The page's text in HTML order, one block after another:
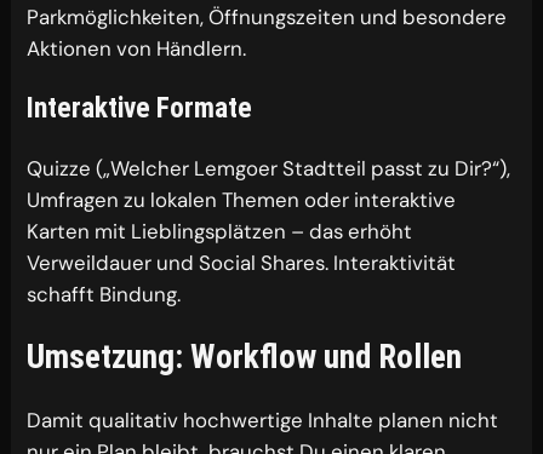
Parkmöglichkeiten, Öffnungszeiten und besondere
Aktionen von Händlern.
Interaktive Formate
Quizze („Welcher Lemgoer Stadtteil passt zu Dir?“),
Umfragen zu lokalen Themen oder interaktive
Karten mit Lieblingsplätzen – das erhöht
Verweildauer und Social Shares. Interaktivität
schafft Bindung.
Umsetzung: Workflow und Rollen
Damit qualitativ hochwertige Inhalte planen nicht